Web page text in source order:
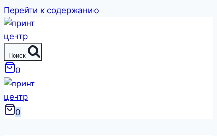
Перейти к содержанию
Поиск
0
0